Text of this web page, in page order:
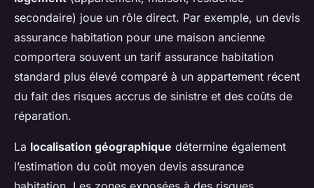
secondaire) joue un rôle direct. Par exemple, un devis
assurance habitation pour une maison ancienne
comportera souvent un tarif assurance habitation
standard plus élevé comparé à un appartement récent
du fait des risques accrus de sinistre et des coûts de
réparation.
La localisation géographique détermine également
l’estimation du coût moyen devis assurance